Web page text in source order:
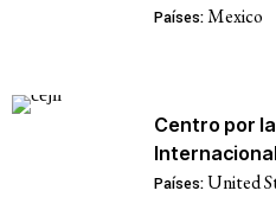
Países:Mexico
Centro por
Internacional
Países:United